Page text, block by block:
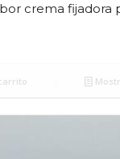
crema fijadora